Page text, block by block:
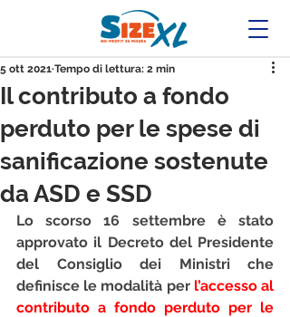
Il contributo a fondo
perduto per le spese di
sanificazione sostenute
da ASD e SSD
5 ott 2021 Tempo di lettura: 2 min
Lo scorso 16 settembre è stato
approvato il Decreto del Presidente
del Consiglio dei Ministri che
definisce le modalità per l’accesso al
contributo a fondo perduto per le